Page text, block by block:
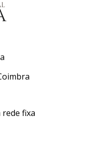
rede fixa